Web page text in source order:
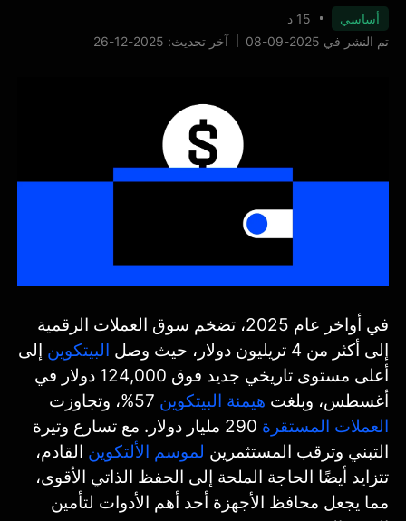
أساسي
15 د
تم النشر في 2025-09-08
آخر تحديث: 2025-12-26
في أواخر عام 2025، تضخم سوق العملات الرقمية
إلى أكثر من 4 تريليون دولار، حيث وصل
البيتكوين إلى
أعلى مستوى تاريخي جديد فوق 124,000 دولار في
أغسطس، وبلغت هيمنة البيتكوين
العملات المستقرة
290 مليار دولار. مع تسارع وتيرة
التبني وترقب المستثمرين لموسم الألتكوين القادم،
تتزايد أيضًا الحاجة الملحة إلى الحفظ الذاتي الأقوى،
مما يجعل محافظ الأجهزة أحد أهم الأدوات لتأمين